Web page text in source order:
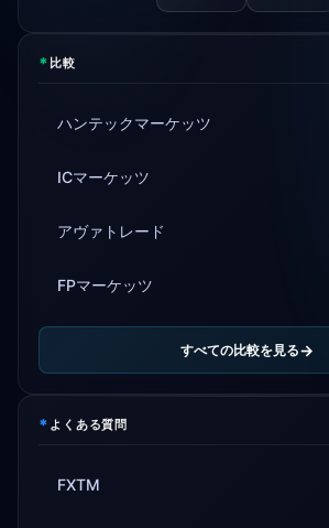
* 比較
ハンテックマーケッツ
ICマーケッツ
アヴァトレード
FPマーケッツ
すべての比較を見る
* よくある質問
FXTM